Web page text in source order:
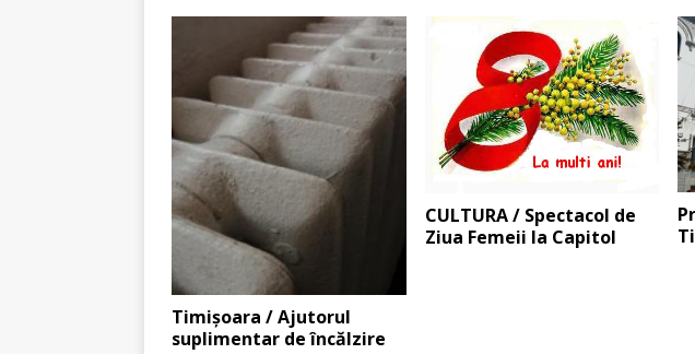
Timişoara / Ajutorul
suplimentar de încălzire
CULTURA / Spectacol de
Ziua Femeii la Capitol